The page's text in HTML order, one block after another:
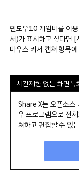
윈도우10 게임바를 이
서)가 표시하고 싶다면
마우스 커서 캡쳐 항목
시간제한 없는 화면녹
Share X는 오픈소스
유 프로그램으로 전
쳐하고 편집할 수 있